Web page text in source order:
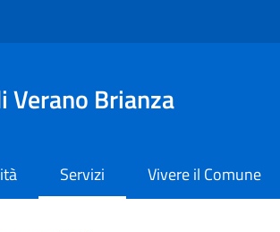
Verano Brianza
Servizi Vivere il Comune